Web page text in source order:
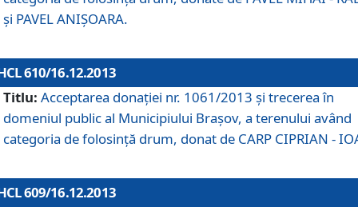
şi PAVEL ANIŞOARA.
610/16.12.2013
Titlu: Acceptarea donaţiei nr. 1061/2013 şi trecerea în
domeniul public al Municipiului Braşov, a terenului având
categoria de folosinţă drum, donat de CARP CIPRIAN -
609/16.12.2013